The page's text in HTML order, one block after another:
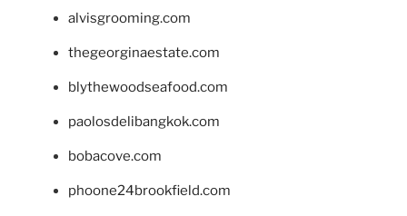
alvisgrooming.com
thegeorginaestate.com
blythewoodseafood.com
paolosdelibangkok.com
bobacove.com
phoone24brookfield.com